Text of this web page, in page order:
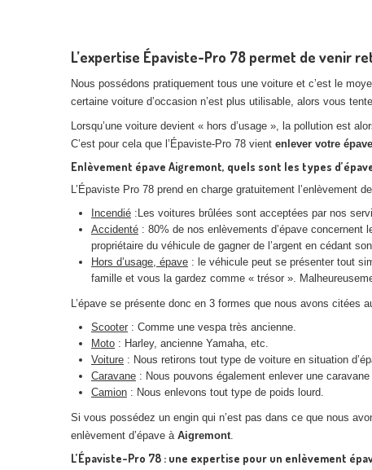
L’expertise Épaviste-Pro 78 permet de venir
Nous possédons pratiquement tous une voiture et c’est le
certaine voiture d’occasion n’est plus utilisable, alors vous
Lorsqu’une voiture devient « hors d’usage », la pollution est
C’est pour cela que l’Épaviste-Pro 78 vient enlever votre
Enlèvement épave Aigremont, quels sont les types
L’Épaviste Pro 78 prend en charge gratuitement
Incendié :Les voitures brûlées sont acceptées par nos
Accidenté : 80% de nos enlèvements d’épave
propriétaire du véhicule de gagner de l’argent en cédant
Hors d’usage, épave : le véhicule peut se présenter tout
famille et vous la gardez comme « trésor ».
L’épave se présente donc en 3 formes que nous avons citées
Scooter : Comme une vespa très ancienne.
Moto : Harley, ancienne Yamaha, etc.
Voiture : Nous retirons tout type de voiture en situation
Caravane : Nous pouvons également enlever une
Camion : Nous enlevons tout type de poids lourd.
Si vous possédez un engin qui n’est pas dans ce que nous
enlèvement d’épave à Aigremont.
L’Épaviste-Pro 78 : une expertise pour un enlèvement